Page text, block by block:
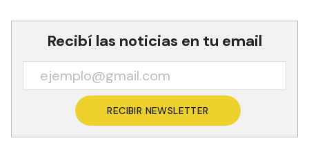
Recibí las noticias en tu email
RECIBIR NEWSLETTER